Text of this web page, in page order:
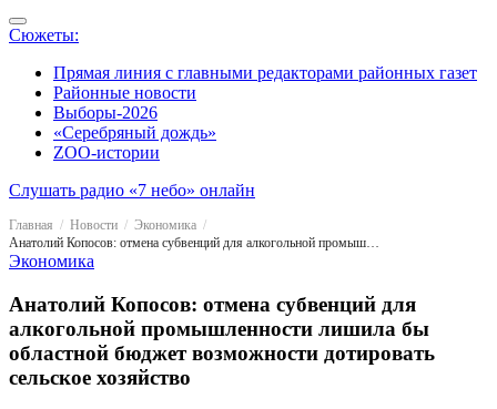
Сюжеты:
Прямая линия с главными редакторами районных газет
Районные новости
Выборы-2026
«Серебряный дождь»
ZOO-истории
Слушать радио «7 небо» онлайн
Главная Новости
Экономика
Анатолий Копосов: отмена субвенций для алкогольной промышленности лишила бы областной бюджет возможности дотировать сельское хозяйство
Экономика
Анатолий Копосов: отмена субвенций для
алкогольной промышленности лишила бы
областной бюджет возможности дотировать
сельское хозяйство